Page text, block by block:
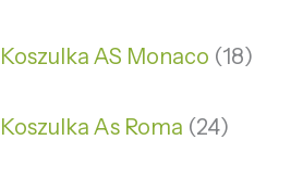
Koszulka AS Monaco 18
Koszulka As Roma 24